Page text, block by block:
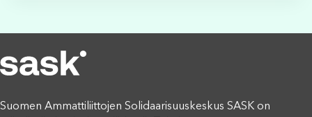
Suomen Ammattiliittojen Solidaarisuuskeskus SASK on